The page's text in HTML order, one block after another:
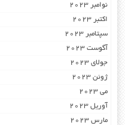
نوامبر 2023
اکتبر 2023
سپتامبر 2023
آگوست 2023
جولای 2023
ژوئن 2023
می 2023
آوریل 2023
مارس 2023